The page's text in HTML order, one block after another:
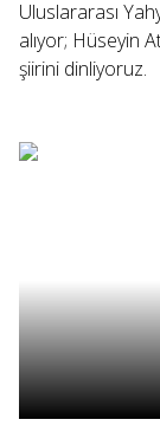
Uluslararası
alıyor; Hüseyin
şiirini dinliyoruz.